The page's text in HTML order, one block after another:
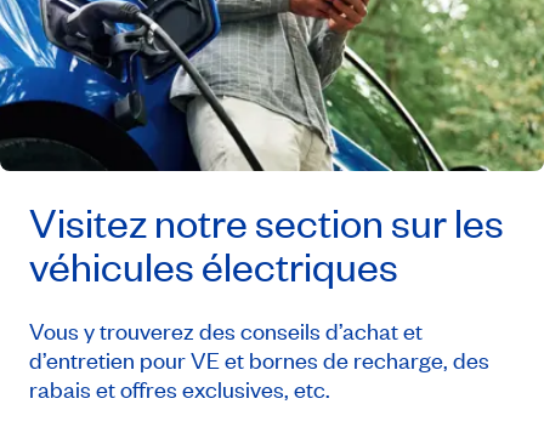
Visitez notre section sur les
véhicules électriques
Vous y trouverez des conseils d’achat et
d’entretien pour VE et bornes de recharge, des
rabais et offres exclusives, etc.